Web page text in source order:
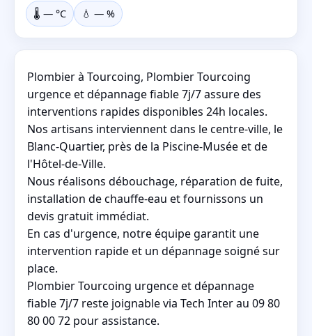
🌡️ — °C 💧 — %
Plombier à Tourcoing, Plombier Tourcoing
urgence et dépannage fiable 7j/7 assure des
interventions rapides disponibles 24h locales.
Nos artisans interviennent dans le centre-ville, le
Blanc-Quartier, près de la Piscine-Musée et de
l'Hôtel-de-Ville.
Nous réalisons débouchage, réparation de fuite,
installation de chauffe-eau et fournissons un
devis gratuit immédiat.
En cas d'urgence, notre équipe garantit une
intervention rapide et un dépannage soigné sur
place.
Plombier Tourcoing urgence et dépannage
fiable 7j/7 reste joignable via Tech Inter au 09 80
80 00 72 pour assistance.